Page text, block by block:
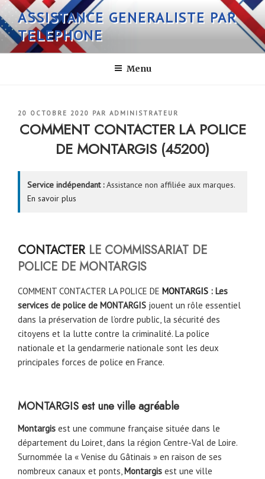
Aller
au
contenu
principal
ASSISTANCE GENERALISTE PAR
TELEPHONE
Menu
PUBLIÉ
LE
20 OCTOBRE 2020 PAR ADMINISTRATEUR
COMMENT CONTACTER LA POLICE
DE MONTARGIS (45200)
Service indépendant :Assistance non affiliée aux marques.
En savoir plus
CONTACTERLE COMMISSARIAT DE
POLICE DE MONTARGIS
COMMENT CONTACTER LA POLICE DE MONTARGIS : Les
services de police de MONTARGIS jouent un rôle essentiel
dans la préservation de l’ordre public, la sécurité des
citoyens et la lutte contre la criminalité. La police
nationale et la gendarmerie nationale sont les deux
principales forces de police en France.
MONTARGIS est une ville agréable
Montargis est une commune française située dans le
département du Loiret, dans la région Centre-Val de Loire.
Surnommée la « Venise du Gâtinais » en raison de ses
nombreux canaux et ponts, Montargis est une ville